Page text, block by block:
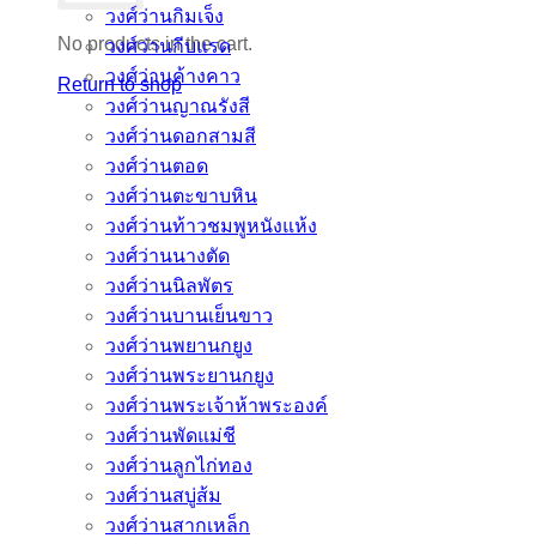
No products in the cart.
Return to shop
วงศ์ว่านกิมเจ็ง
วงศ์ว่านกีบแรด
วงศ์ว่านค้างคาว
วงศ์ว่านญาณรังสี
วงศ์ว่านดอกสามสี
วงศ์ว่านตอด
วงศ์ว่านตะขาบหิน
วงศ์ว่านท้าวชมพูหนังแห้ง
วงศ์ว่านนางตัด
วงศ์ว่านนิลพัตร
วงศ์ว่านบานเย็นขาว
วงศ์ว่านพยานกยูง
วงศ์ว่านพระยานกยูง
วงศ์ว่านพระเจ้าห้าพระองค์
วงศ์ว่านพัดแม่ชี
วงศ์ว่านลูกไก่ทอง
วงศ์ว่านสบู่ส้ม
วงศ์ว่านสากเหล็ก